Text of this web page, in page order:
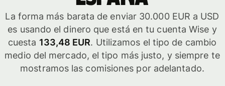
La forma más barata de enviar 30.000 EUR a USD
es usando el dinero que está en tu cuenta Wise y
cuesta 133,48 EUR. Utilizamos el tipo de cambio
medio del mercado, el tipo más justo, y siempre te
mostramos las comisiones por adelantado.